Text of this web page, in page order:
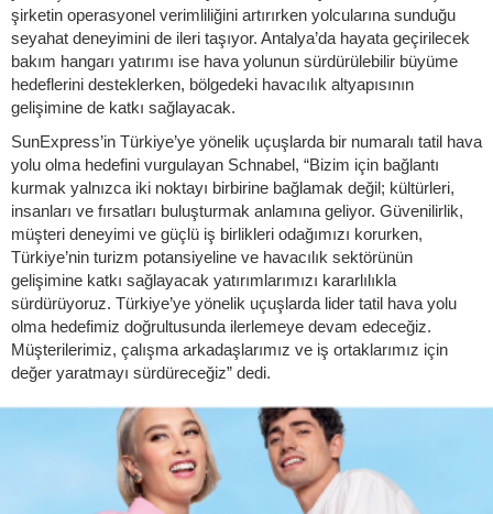
şirketin operasyonel verimliliğini artırırken yolcularına sunduğu
seyahat deneyimini de ileri taşıyor. Antalya’da hayata geçirilecek
bakım hangarı yatırımı ise hava yolunun sürdürülebilir büyüme
hedeflerini desteklerken, bölgedeki havacılık altyapısının
gelişimine de katkı sağlayacak.
SunExpress’in Türkiye’ye yönelik uçuşlarda bir numaralı tatil hava
yolu olma hedefini vurgulayan Schnabel, “Bizim için bağlantı
kurmak yalnızca iki noktayı birbirine bağlamak değil; kültürleri,
insanları ve fırsatları buluşturmak anlamına geliyor. Güvenilirlik,
müşteri deneyimi ve güçlü iş birlikleri odağımızı korurken,
Türkiye’nin turizm potansiyeline ve havacılık sektörünün
gelişimine katkı sağlayacak yatırımlarımızı kararlılıkla
sürdürüyoruz. Türkiye’ye yönelik uçuşlarda lider tatil hava yolu
olma hedefimiz doğrultusunda ilerlemeye devam edeceğiz.
Müşterilerimiz, çalışma arkadaşlarımız ve iş ortaklarımız için
değer yaratmayı sürdüreceğiz” dedi.